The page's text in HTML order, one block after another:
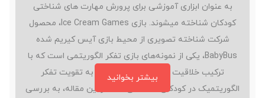
به عنوان ابزاری آموزشی برای پرورش مهارت های شناختی
کودکان شناخته میشوند. بازی Ice Cream Games، محصول
شرکت شناخته تصویری از محیط بازی آیس کیریم شده
BabyBus، یکی از نمونه‌های بازی تفکر الگوریتمی است که با
ترکیب خلاقیت و چالش های منطقی، به تقویت تفکر
الگوریتمیک در کودکان کمک می کند. در این مقاله، به بررسی
بیشتر بخوانید